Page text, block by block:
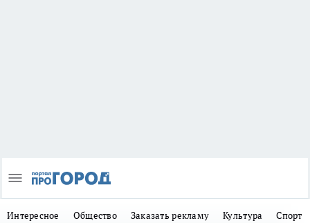
Интересное Общество Заказать рекламу Культура Спорт